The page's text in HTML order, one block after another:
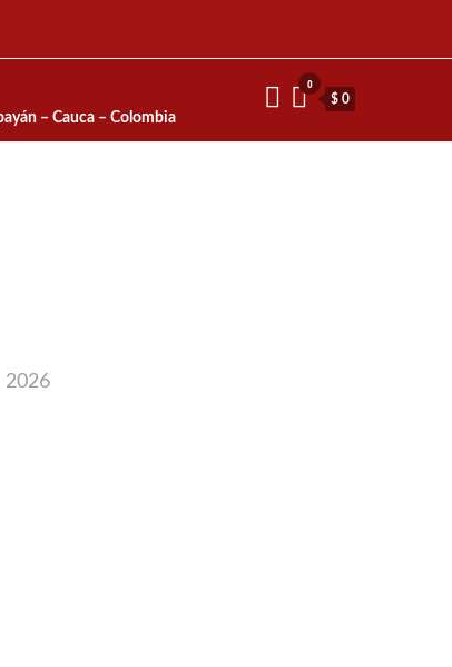
– Cauca – Colombia
0
$ 0
2026